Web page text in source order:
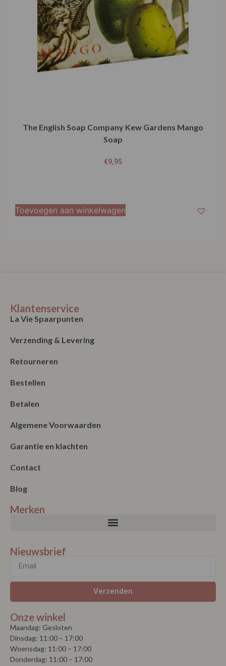
The English Soap Company Kew Gardens Mango
Soap
€9,95
Toevoegen aan winkelwagen
Klantenservice
La Vie Spaarpunten
Verzending & Levering
Retourneren
Bestellen
Betalen
Algemene Voorwaarden
Garantie en klachten
Contact
Blog
Merken
Nieuwsbrief
Verzenden
Onze winkel
Maandag: Gesloten
Dinsdag: 11:00 – 17:00
Woensdag: 11:00 – 17:00
Donderdag: 11:00 – 17:00